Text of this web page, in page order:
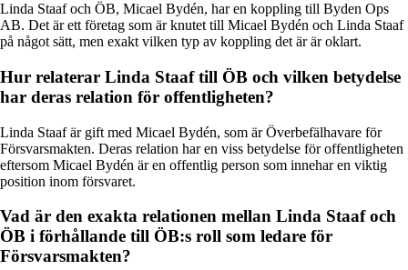
Linda Staaf och ÖB, Micael Bydén, har en koppling till Byden Ops
AB. Det är ett företag som är knutet till Micael Bydén och Linda Staaf
på något sätt, men exakt vilken typ av koppling det är är oklart.
Hur relaterar Linda Staaf till ÖB och vilken betydelse
har deras relation för offentligheten?
Linda Staaf är gift med Micael Bydén, som är Överbefälhavare för
Försvarsmakten. Deras relation har en viss betydelse för offentligheten
eftersom Micael Bydén är en offentlig person som innehar en viktig
position inom försvaret.
Vad är den exakta relationen mellan Linda Staaf och
ÖB i förhållande till ÖB:s roll som ledare för
Försvarsmakten?